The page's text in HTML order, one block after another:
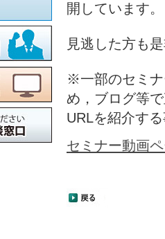
開しています。
見逃した方も
※一部のセミナ
め，ブログ等
URLを紹介す
セミナー動画